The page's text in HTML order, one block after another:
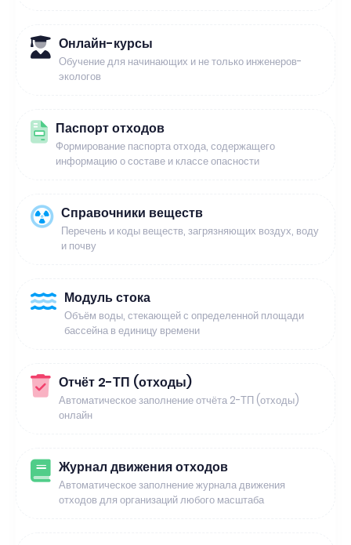
Онлайн-курсы
Обучение для начинающих и не только инженеров-
экологов
Паспорт отходов
Формирование паспорта отхода, содержащего
информацию о составе и классе опасности
Справочники веществ
Перечень и коды веществ, загрязняющих воздух, воду
и почву
Модуль стока
Объём воды, стекающей с определенной площади
бассейна в единицу времени
Отчёт 2-ТП (отходы)
Автоматическое заполнение отчёта 2-ТП (отходы)
онлайн
Журнал движения отходов
Автоматическое заполнение журнала движения
отходов для организаций любого масштаба